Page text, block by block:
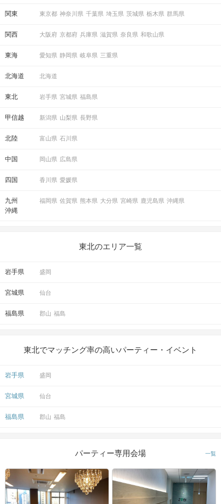
関東 東京都 神奈川県 千葉県 埼玉県 茨城県 栃木県 群馬県
関西 大阪府 京都府 兵庫県 滋賀県 奈良県 和歌山県
東海 愛知県 静岡県 岐阜県 三重県
北海道 北海道
東北 岩手県 宮城県 福島県
甲信越 新潟県 山梨県 長野県
北陸 富山県 石川県
中国 岡山県 広島県
四国 香川県 愛媛県
九州
沖縄
福岡県 佐賀県 熊本県 大分県 宮崎県 鹿児島県 沖縄県
東北のエリア一覧
岩手県 盛岡
宮城県 仙台
福島県 郡山 福島
東北でマッチング率の高いパーティー・イベント
岩手県 盛岡
宮城県 仙台
福島県 郡山 福島
パーティー専用会場 一覧